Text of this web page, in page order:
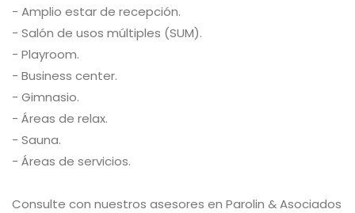
- Amplio estar de recepción.
- Salón de usos múltiples (SUM).
- Playroom.
- Business center.
- Gimnasio.
- Áreas de relax.
- Sauna.
- Áreas de servicios.
Consulte con nuestros asesores en Parolin & Asociados